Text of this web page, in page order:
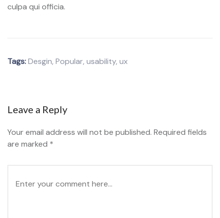
culpa qui officia.
Tags:Desgin, Popular, usability, ux
Leave a Reply
Your email address will not be published. Required fields
are marked *